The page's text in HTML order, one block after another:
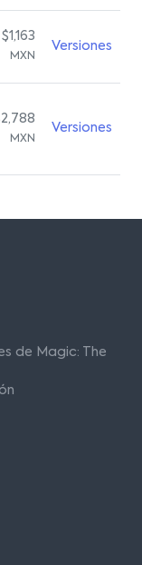
$1,163
MXN
Versiones
MXN
Versiones
de Magic: The